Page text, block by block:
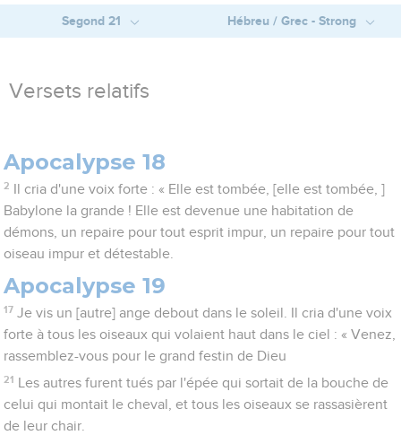
Segond 21 Hébreu / Grec - Strong
Versets relatifs
Apocalypse 18
2
Il cria d'une voix forte : « Elle est tombée, [elle est tombée, ]
Babylone la grande ! Elle est devenue une habitation de
démons, un repaire pour tout esprit impur, un repaire pour tout
oiseau impur et détestable.
Apocalypse 19
17 Je vis un [autre] ange debout dans le soleil. Il cria d'une voix
forte à tous les oiseaux qui volaient haut dans le ciel : « Venez,
rassemblez-vous pour le grand festin de Dieu
21
Les autres furent tués par l'épée qui sortait de la bouche de
celui qui montait le cheval, et tous les oiseaux se rassasièrent
de leur chair.